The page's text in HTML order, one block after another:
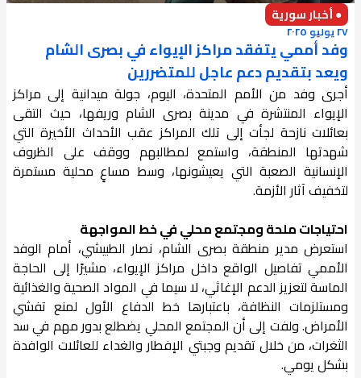
● أخبار سورية
٢٧ يوليو ٢٠٢٥
وفد أممي يتفقد مراكز الإيواء في بصرى الشام
ويعد بتقديم دعم عاجل للمتضررين
أجرى وفد من الأمم المتحدة، اليوم، جولة ميدانية إلى مراكز
الإيواء المنتشرة في مدينة بصرى الشام وريفها، حيث التقى
بعائلات نازحة لجأت إلى تلك المراكز عقب الأحداث الأخيرة التي
شهدتها المنطقة، واستمع لمطالبهم ووقف على الظروف
الإنسانية الصعبة التي يعيشونها، وسط مساعٍ محلية مستمرة
لتخفيف آثار الأزمة.
احتياجات ملحة ومجتمع محلي في خط المواجهة
استعرض مدير منطقة بصرى الشام، نصار الطبيشي، أمام الوفد
الأممي تفاصيل الواقع داخل مراكز الإيواء، مشيرًا إلى الحاجة
الماسة لتعزيز الدعم الإغاثي، لا سيما في المواد الصحية والغذائية
ومستلزمات النظافة، باعتبارها خط الدفاع الأول لمنع تفشي
الأمراض. ولفت إلى أن المجتمع المحلي يضطلع بدور مهم في سد
الثغرات، من خلال تقديم وجبتي الإفطار والغداء للعائلات الوافدة
بشكل يومي.